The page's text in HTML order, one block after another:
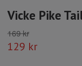
Vicke Pike
169 kr
129 kr